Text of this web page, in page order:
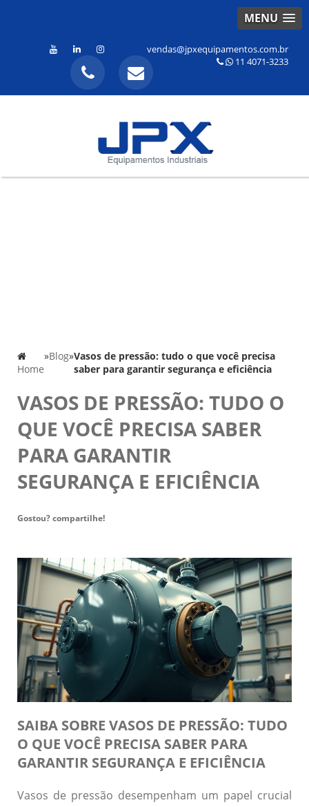
MENU
vendas@jpxequipamentos.com.br
11 4071-3233
Home
»Blog»Vasos de pressão: tudo o que você precisa
saber para garantir segurança e eficiência
VASOS DE PRESSÃO: TUDO O
QUE VOCÊ PRECISA SABER
PARA GARANTIR
SEGURANÇA E EFICIÊNCIA
Gostou? compartilhe!
SAIBA SOBRE VASOS DE PRESSÃO: TUDO
O QUE VOCÊ PRECISA SABER PARA
GARANTIR SEGURANÇA E EFICIÊNCIA
Vasos de pressão desempenham um papel crucial